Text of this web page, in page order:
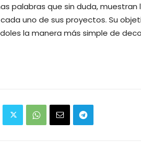
palabras que sin duda,
uno de sus proyectos. Su
la manera más simple de